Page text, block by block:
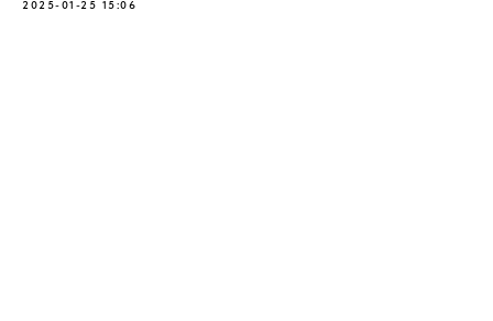
2025-01-25 15:06